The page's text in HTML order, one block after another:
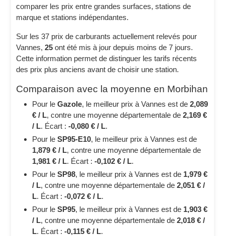
comparer les prix entre grandes surfaces, stations de
marque et stations indépendantes.
Sur les 37 prix de carburants actuellement relevés pour
Vannes,25 ont été mis à jour depuis moins de 7 jours.
Cette information permet de distinguer les tarifs récents
des prix plus anciens avant de choisir une station.
Comparaison avec la moyenne en Morbihan
Pour leGazole, le meilleur prix à Vannes est de2,089
€ / L, contre une moyenne départementale de2,169 €
/ L. Écart :-0,080 € / L.
Pour leSP95-E10, le meilleur prix à Vannes est de
1,879 € / L, contre une moyenne départementale de
1,981 € / L. Écart :-0,102 € / L.
Pour leSP98, le meilleur prix à Vannes est de 1,979 €
/ L, contre une moyenne départementale de2,051 € /
L. Écart :-0,072 € / L.
Pour leSP95, le meilleur prix à Vannes est de 1,903 €
/ L, contre une moyenne départementale de2,018 € /
L. Écart :-0,115 € / L.